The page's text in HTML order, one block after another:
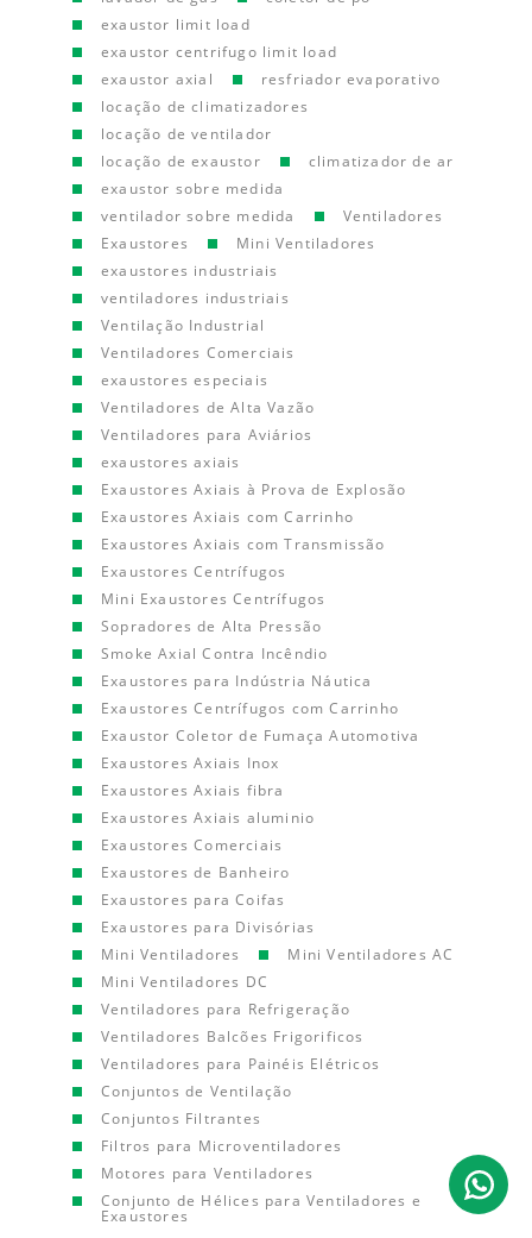
exaustor limit load
exaustor centrifugo limit load
exaustor axial
resfriador evaporativo
locação de climatizadores
locação de ventilador
locação de exaustor
climatizador de ar
exaustor sobre medida
ventilador sobre medida
Ventiladores
Exaustores
Mini Ventiladores
exaustores industriais
ventiladores industriais
Ventilação Industrial
Ventiladores Comerciais
exaustores especiais
Ventiladores de Alta Vazão
Ventiladores para Aviários
exaustores axiais
Exaustores Axiais à Prova de Explosão
Exaustores Axiais com Carrinho
Exaustores Axiais com Transmissão
Exaustores Centrífugos
Mini Exaustores Centrífugos
Sopradores de Alta Pressão
Smoke Axial Contra Incêndio
Exaustores para Indústria Náutica
Exaustores Centrífugos com Carrinho
Exaustor Coletor de Fumaça Automotiva
Exaustores Axiais Inox
Exaustores Axiais fibra
Exaustores Axiais aluminio
Exaustores Comerciais
Exaustores de Banheiro
Exaustores para Coifas
Exaustores para Divisórias
Mini Ventiladores
Mini Ventiladores AC
Mini Ventiladores DC
Ventiladores para Refrigeração
Ventiladores Balcões Frigorificos
Ventiladores para Painéis Elétricos
Conjuntos de Ventilação
Conjuntos Filtrantes
Filtros para Microventiladores
Motores para Ventiladores
Conjunto de Hélices para Ventiladores e
Exaustores